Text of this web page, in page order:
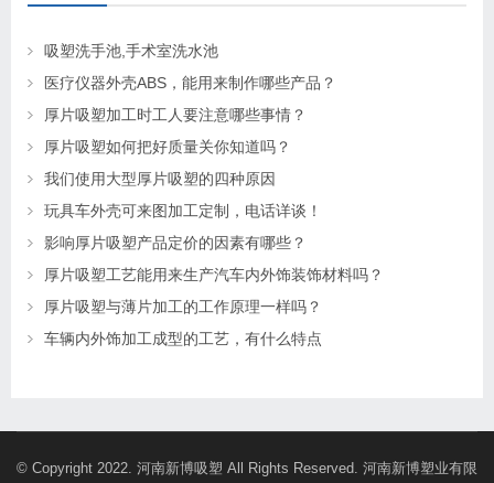
吸塑洗手池,手术室洗水池
医疗仪器外壳ABS，能用来制作哪些产品？
厚片吸塑加工时工人要注意哪些事情？
厚片吸塑如何把好质量关你知道吗？
我们使用大型厚片吸塑的四种原因
玩具车外壳可来图加工定制，电话详谈！
影响厚片吸塑产品定价的因素有哪些？
厚片吸塑工艺能用来生产汽车内外饰装饰材料吗？
厚片吸塑与薄片加工的工作原理一样吗？
车辆内外饰加工成型的工艺，有什么特点
© Copyright 2022. 河南新博吸塑 All Rights Reserved. 河南新博塑业有限